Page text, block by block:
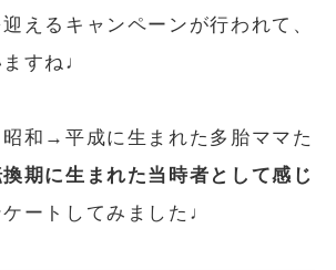
えるキャンペーンが行われて、
すね♩
和→平成に生まれた多胎ママた
換期に生まれた当時者として感じ
ートしてみました♩